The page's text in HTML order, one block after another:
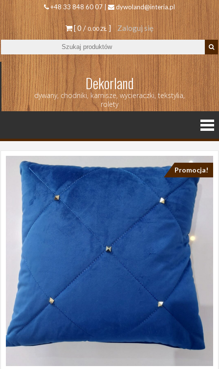
+48 33 848 60 07 | dywoland@interia.pl
[ 0 /0.00 ZŁ ] Zaloguj się
Dekorland
dywany, chodniki, karnisze, wycieraczki, tekstylia,
rolety
Promocja!